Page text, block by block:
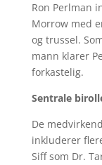
Ron Perlman
Morrow med
og trussel.
mann klarer
forkastelig.
Sentrale
De
inkluderer
Siff som Dr.